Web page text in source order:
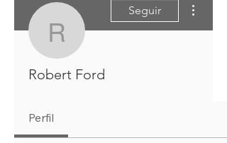
Robert Ford
Seguir
Robert Ford
Perfil